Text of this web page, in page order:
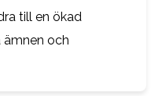
till en ökad
och